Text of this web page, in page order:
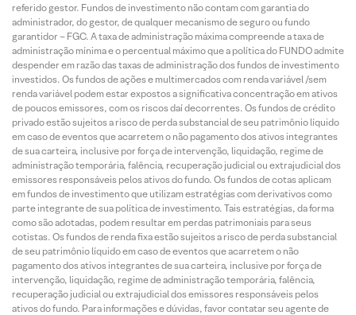
referido gestor. Fundos de investimento não contam com garantia do
administrador, do gestor, de qualquer mecanismo de seguro ou fundo
garantidor – FGC. A taxa de administração máxima compreende a taxa de
administração mínima e o percentual máximo que a política do FUNDO admite
despender em razão das taxas de administração dos fundos de investimento
investidos. Os fundos de ações e multimercados com renda variável /sem
renda variável podem estar expostos a significativa concentração em ativos
de poucos emissores, com os riscos daí decorrentes. Os fundos de crédito
privado estão sujeitos a risco de perda substancial de seu patrimônio líquido
em caso de eventos que acarretem o não pagamento dos ativos integrantes
de sua carteira, inclusive por força de intervenção, liquidação, regime de
administração temporária, falência, recuperação judicial ou extrajudicial dos
emissores responsáveis pelos ativos do fundo. Os fundos de cotas aplicam
em fundos de investimento que utilizam estratégias com derivativos como
parte integrante de sua política de investimento. Tais estratégias, da forma
como são adotadas, podem resultar em perdas patrimoniais para seus
cotistas. Os fundos de renda fixa estão sujeitos a risco de perda substancial
de seu patrimônio líquido em caso de eventos que acarretem o não
pagamento dos ativos integrantes de sua carteira, inclusive por força de
intervenção, liquidação, regime de administração temporária, falência,
recuperação judicial ou extrajudicial dos emissores responsáveis pelos
ativos do fundo. Para informações e dúvidas, favor contatar seu agente de